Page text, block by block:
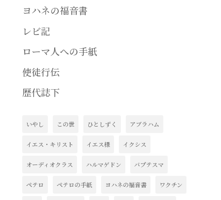
ヤ
ヨハネの福音書
レビ記
ローマ人への手紙
使徒行伝
歴代誌下
いやし この世 ひとしずく アブラハム
イエス・キリスト イエス様 イクシス
オーディオクラス ハルマゲドン バプテスマ
ペテロ ペテロの手紙 ヨハネの福音書 ワクチン